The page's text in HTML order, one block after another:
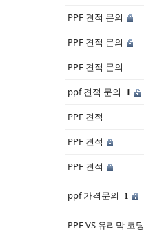
PPF 견적 문의
PPF 견적 문의
PPF 견적 문의
ppf 견적 문의 1
PPF 견적
PPF 견적
PPF 견적
ppf 가격문의 1
PPF VS 유리막 코팅